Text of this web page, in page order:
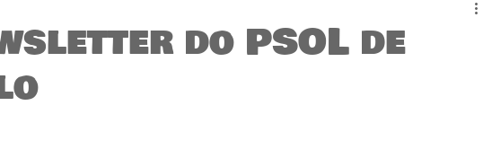
do PSOL de